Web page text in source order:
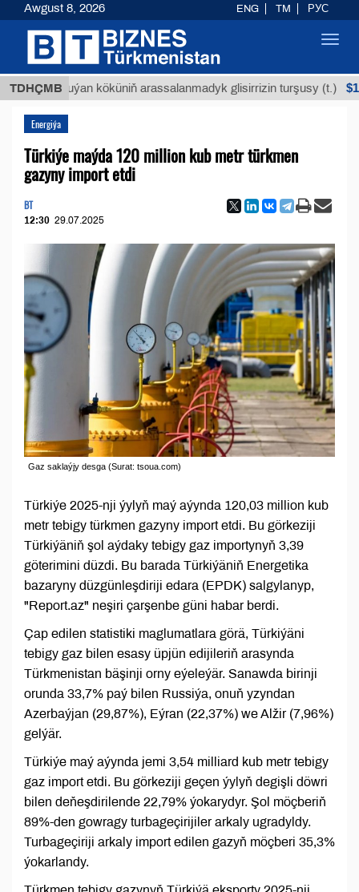
TDHÇMB
Buýan köküniň arassalanmadyk glisirrizin turşusy (t.)
Energiýa
Türkiýe maýda 120 million kub metr türkmen
gazyny import etdi
BT
12:30 29.07.2025
Gaz saklaýjy desga (Surat: tsoua.com)
Türkiýe 2025-nji ýylyň maý aýynda 120,03 million kub
metr tebigy türkmen gazyny import etdi. Bu görkeziji
Türkiýäniň şol aýdaky tebigy gaz importynyň 3,39
göterimini düzdi. Bu barada Türkiýäniň Energetika
bazaryny düzgünleşdiriji edara (EPDK) salgylanyp,
"Report.az" neşiri çarşenbe güni habar berdi.
Çap edilen statistiki maglumatlara görä, Türkiýäni
tebigy gaz bilen esasy üpjün edijileriň arasynda
Türkmenistan bäşinji orny eýeleýär. Sanawda birinji
orunda 33,7% paý bilen Russiýa, onuň yzyndan
Azerbaýjan (29,87%), Eýran (22,37%) we Alžir (7,96%)
gelýär.
Türkiýe maý aýynda jemi 3,54 milliard kub metr tebigy
gaz import etdi. Bu görkeziji geçen ýylyň degişli döwri
bilen deňeşdirilende 22,79% ýokarydyr. Şol möçberiň
89%-den gowragy turbageçirijiler arkaly ugradyldy.
Turbageçiriji arkaly import edilen gazyň möçberi 35,3%
ýokarlandy.
Awgust 8, 2026 ENG TM РУС